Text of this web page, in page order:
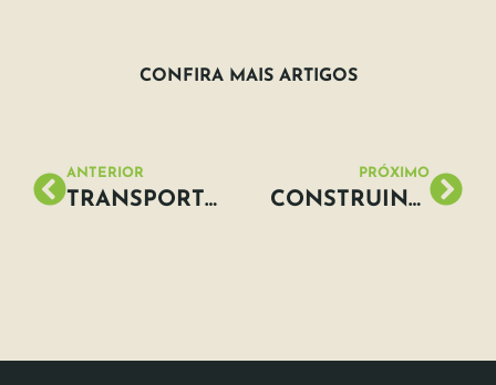
CONFIRA MAIS ARTIGOS
ANTERIOR
TRANSPORTE SUSTENTÁVEL PARA UM FUTURO SUSTENTÁVEL
PRÓXIMO
CONSTRUINDO UMA NOVA ERA ESG: A IMPORTÂNCIA DA SUSTENTABILIDADE EM GRANDES FESTIVAIS, FEIRAS E CONGRESSOS.